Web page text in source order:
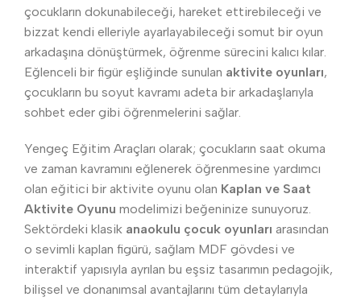
çocukların dokunabileceği, hareket ettirebileceği ve
bizzat kendi elleriyle ayarlayabileceği somut bir oyun
arkadaşına dönüştürmek, öğrenme sürecini kalıcı kılar.
Eğlenceli bir figür eşliğinde sunulan aktivite oyunları,
çocukların bu soyut kavramı adeta bir arkadaşlarıyla
sohbet eder gibi öğrenmelerini sağlar.
Yengeç Eğitim Araçları olarak; çocukların saat okuma
ve zaman kavramını eğlenerek öğrenmesine yardımcı
olan eğitici bir aktivite oyunu olan Kaplan ve Saat
Aktivite Oyunu modelimizi beğeninize sunuyoruz.
Sektördeki klasik anaokulu çocuk oyunları arasından
o sevimli kaplan figürü, sağlam MDF gövdesi ve
interaktif yapısıyla ayrılan bu eşsiz tasarımın pedagojik,
bilişsel ve donanımsal avantajlarını tüm detaylarıyla